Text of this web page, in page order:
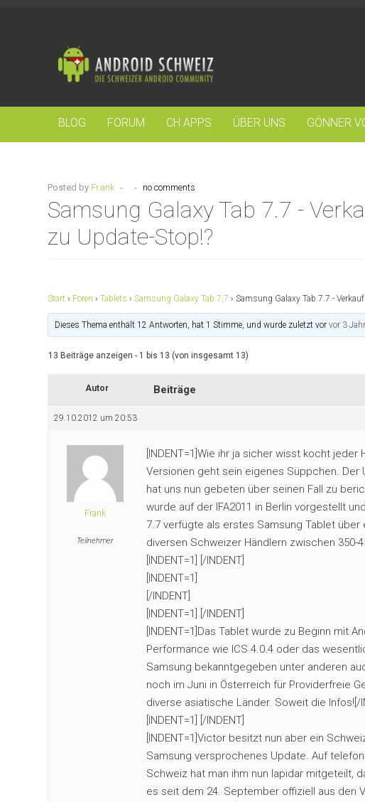
BLOG FORUM CH APPS ÜBER UNS GÖNNER
Posted by Frank - - no comments
Samsung Galaxy Tab 7.7 -
zu Update-Stop!?
Start › Foren › Tablets › Samsung Galaxy Tab 7,7 › Samsung Galaxy Tab 7.7 -
Dieses Thema enthält 12 Antworten, hat 1 Stimme, und wurde zuletzt vorvor 3
13 Beiträge anzeigen - 1 bis 13 (von insgesamt 13)
Autor Beiträge
29.10.2012 um 20:53
Frank
Teilnehmer
[INDENT=1]Wie ihr ja sicher wisst kocht
Versionen geht sein eigenes Süppchen. Der
hat uns nun gebeten über seinen Fall zu
wurde auf der IFA2011 in Berlin vorgestellt
7.7 verfügte als erstes Samsung Tablet
diversen Schweizer Händlern zwischen 350-
[INDENT=1] [/INDENT]
[INDENT=1]
[/INDENT]
[INDENT=1] [/INDENT]
[INDENT=1]Das Tablet wurde zu Beginn mit
Performance wie ICS 4.0.4 oder das
Samsung bekanntgegeben unter anderen
noch im Juni in Österreich für Providerfreie
diverse asiatische Länder. Soweit die Infos![/
[INDENT=1] [/INDENT]
[INDENT=1]Victor besitzt nun aber ein
Samsung versprochenes Update. Auf
Schweiz hat man ihm nun lapidar mitgeteilt,
es seit dem 24. September offiziell aus den